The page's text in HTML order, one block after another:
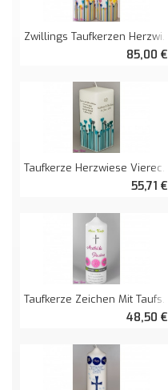
Zwillings Taufkerzen Herzwiese
85,00 €
Taufkerze Herzwiese Viereckig Mit Spruch
55,71 €
Taufkerze Zeichen Mit Taufspruch
48,50 €